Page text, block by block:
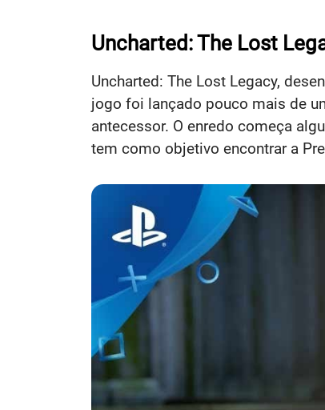
Uncharted: The Lost
Uncharted: The Lost Legacy,
jogo foi lançado pouco mais de
antecessor. O enredo começa
tem como objetivo encontrar a